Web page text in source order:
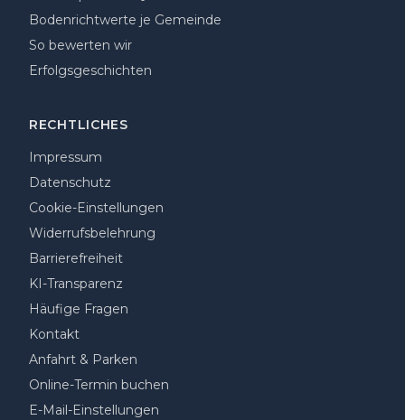
Bodenrichtwerte je Gemeinde
So bewerten wir
Erfolgsgeschichten
RECHTLICHES
Impressum
Datenschutz
Cookie-Einstellungen
Widerrufsbelehrung
Barrierefreiheit
KI-Transparenz
Häufige Fragen
Kontakt
Anfahrt & Parken
Online-Termin buchen
E-Mail-Einstellungen